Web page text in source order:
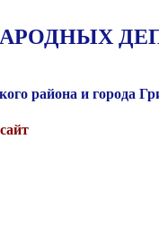
района и города